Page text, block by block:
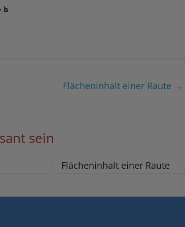
Flächeninhalt einer Raute →
sein
Flächeninhalt einer Raute